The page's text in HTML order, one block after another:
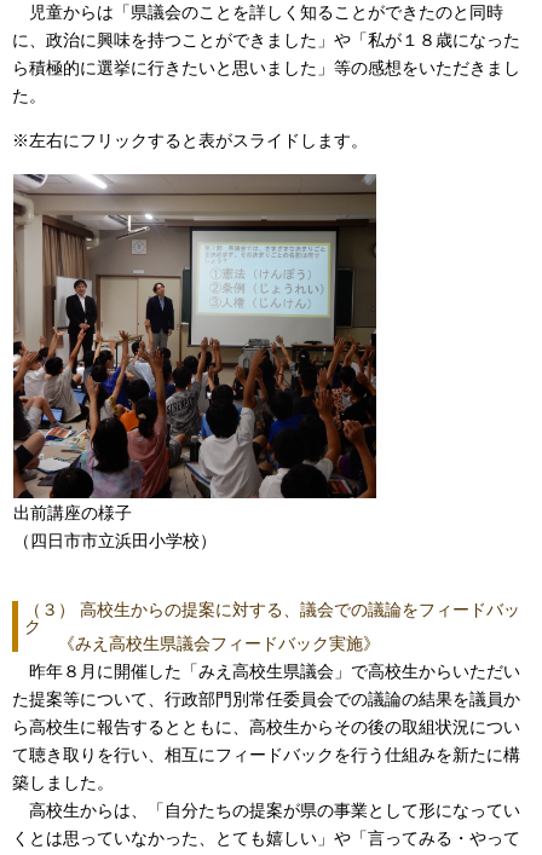
児童からは「県議会のことを詳しく知ることができたのと同時
に、政治に興味を持つことができました」や「私が１８歳になった
ら積極的に選挙に行きたいと思いました」等の感想をいただきまし
た。
※左右にフリックすると表がスライドします。
出前講座の様子
（四日市市立浜田小学校）
（３） 高校生からの提案に対する、議会での議論をフィードバッ
ク
《みえ高校生県議会フィードバック実施》
昨年８月に開催した「みえ高校生県議会」で高校生からいただい
た提案等について、行政部門別常任委員会での議論の結果を議員か
ら高校生に報告するとともに、高校生からその後の取組状況につい
て聴き取りを行い、相互にフィードバックを行う仕組みを新たに構
築しました。
高校生からは、「自分たちの提案が県の事業として形になってい
くとは思っていなかった、とても嬉しい」や「言ってみる・やって